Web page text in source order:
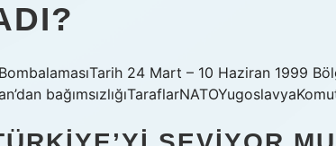
BombalamasıTarih 24 Mart – 10 Haziran 1999